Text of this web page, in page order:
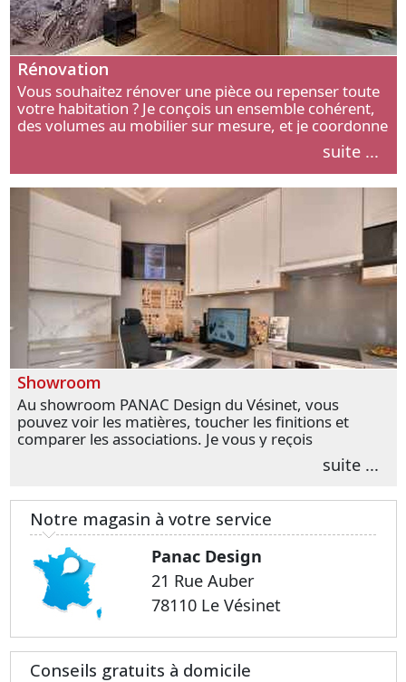
Rénovation
Vous souhaitez rénover une pièce ou repenser toute
votre habitation ? Je conçois un ensemble cohérent,
des volumes au mobilier sur mesure, et je coordonne
suite ...
Showroom
Au showroom PANAC Design du Vésinet, vous
pouvez voir les matières, toucher les finitions et
comparer les associations. Je vous y reçois
personnellement pour parler de votre projet et
transformer vos premières idées en choix plussuite ...
Notre magasin à votre service
Panac Design
21 Rue Auber
78110 Le Vésinet
Conseils gratuits à domicile